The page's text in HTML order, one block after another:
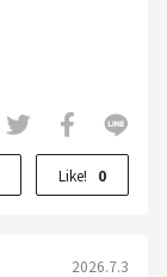
Like! 0
2026.7.3